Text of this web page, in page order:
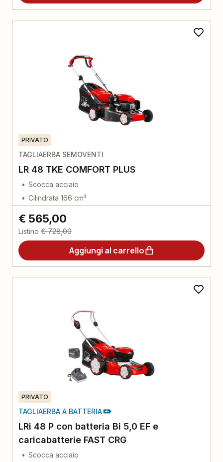
PRIVATO
TAGLIAERBA SEMOVENTI
LR 48 TKE COMFORT PLUS
Scocca acciaio
Cilindrata 166 cm³
€ 565,00
Listino € 728,00
Aggiungi al carrello
PRIVATO
TAGLIAERBA A BATTERIA
LRi 48 P con batteria Bi 5,0 EF e
caricabatterie FAST CRG
Scocca acciaio